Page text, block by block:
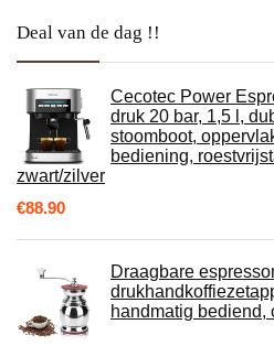
Deal van de dag !!
Cecotec Power
druk 20 bar, 1,5 l,
stoomboot,
bediening,
zwart/zilver
€88.90
Draagbare
handmatig bediend,